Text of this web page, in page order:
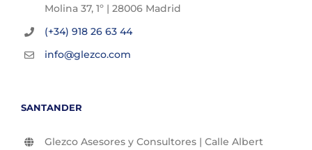
Molina 37, 1º | 28006 Madrid
(+34) 918 26 63 44
info@glezco.com
SANTANDER
Glezco Asesores y Consultores | Calle Albert